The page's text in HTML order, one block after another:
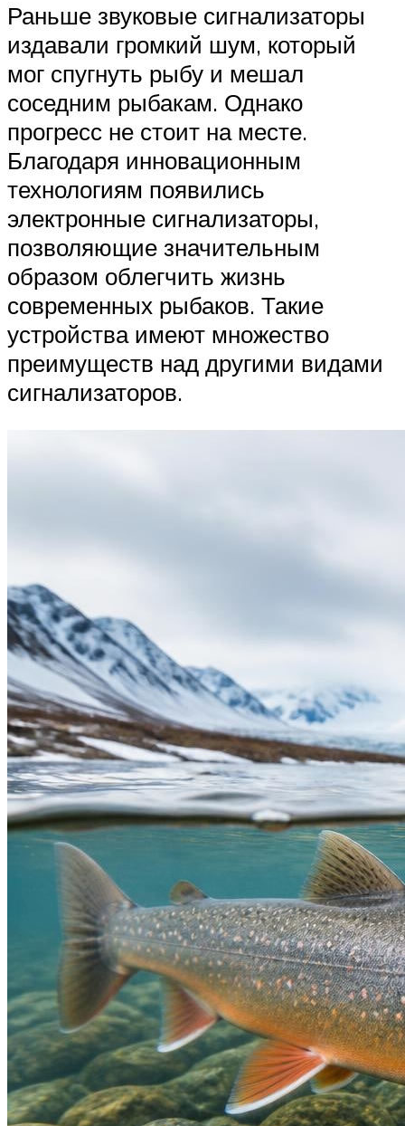
Раньше звуковые сигнализаторы
издавали громкий шум, который
мог спугнуть рыбу и мешал
соседним рыбакам. Однако
прогресс не стоит на месте.
Благодаря инновационным
технологиям появились
электронные сигнализаторы,
позволяющие значительным
образом облегчить жизнь
современных рыбаков. Такие
устройства имеют множество
преимуществ над другими видами
сигнализаторов.